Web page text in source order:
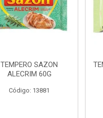
TEMPERO SAZON
ALECRIM 60G
Código: 13881